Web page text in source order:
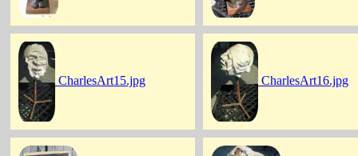
CharlesArt15.jpg CharlesArt16.jpg